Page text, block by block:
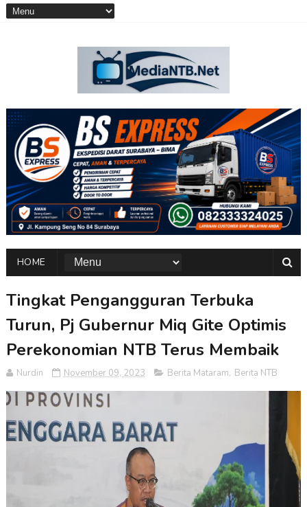
HOME
Tingkat Pengangguran Terbuka
Turun, Pj Gubernur Miq Gite Optimis
Perekonomian NTB Terus Membaik
Nurdin November 09, 2023 Berita Mataram, Berita NTB